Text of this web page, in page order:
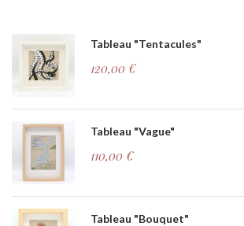
Tableau "Tentacules"
120,00 €
Tableau "Vague"
110,00 €
Tableau "Bouquet"